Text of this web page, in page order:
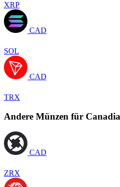
XRP
CAD
SOL
CAD
TRX
Andere Münzen für
CAD
ZRX